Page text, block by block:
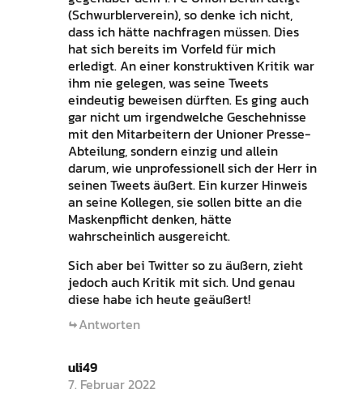
(Schwurblerverein), so denke ich nicht,
dass ich hätte nachfragen müssen. Dies
hat sich bereits im Vorfeld für mich
erledigt. An einer konstruktiven Kritik war
ihm nie gelegen, was seine Tweets
eindeutig beweisen dürften. Es ging auch
gar nicht um irgendwelche Geschehnisse
mit den Mitarbeitern der Unioner Presse-
Abteilung, sondern einzig und allein
darum, wie unprofessionell sich der Herr in
seinen Tweets äußert. Ein kurzer Hinweis
an seine Kollegen, sie sollen bitte an die
Maskenpflicht denken, hätte
wahrscheinlich ausgereicht.
Sich aber bei Twitter so zu äußern, zieht
jedoch auch Kritik mit sich. Und genau
diese habe ich heute geäußert!
Antworten
uli49
7. Februar 2022